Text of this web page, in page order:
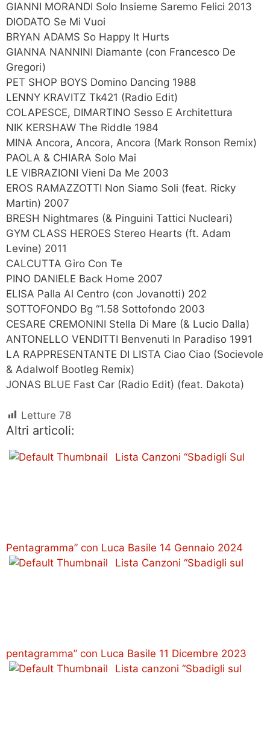
GIANNI MORANDI Solo Insieme Saremo Felici 2013
DIODATO Se Mi Vuoi
BRYAN ADAMS So Happy It Hurts
GIANNA NANNINI Diamante (con Francesco De
Gregori)
PET SHOP BOYS Domino Dancing 1988
LENNY KRAVITZ Tk421 (Radio Edit)
COLAPESCE, DIMARTINO Sesso E Architettura
NIK KERSHAW The Riddle 1984
MINA Ancora, Ancora, Ancora (Mark Ronson Remix)
PAOLA & CHIARA Solo Mai
LE VIBRAZIONI Vieni Da Me 2003
EROS RAMAZZOTTI Non Siamo Soli (feat. Ricky
Martin) 2007
BRESH Nightmares (& Pinguini Tattici Nucleari)
GYM CLASS HEROES Stereo Hearts (ft. Adam
Levine) 2011
CALCUTTA Giro Con Te
PINO DANIELE Back Home 2007
ELISA Palla Al Centro (con Jovanotti) 202
SOTTOFONDO Bg “1.58 Sottofondo 2003
CESARE CREMONINI Stella Di Mare (& Lucio Dalla)
ANTONELLO VENDITTI Benvenuti In Paradiso 1991
LA RAPPRESENTANTE DI LISTA Ciao Ciao (Socievole
& Adalwolf Bootleg Remix)
JONAS BLUE Fast Car (Radio Edit) (feat. Dakota)
Letture 78
Altri articoli:
Lista Canzoni “Sbadigli Sul
Pentagramma” con Luca Basile 14 Gennaio 2024
Lista Canzoni “Sbadigli sul
pentagramma” con Luca Basile 11 Dicembre 2023
Lista canzoni “Sbadigli sul